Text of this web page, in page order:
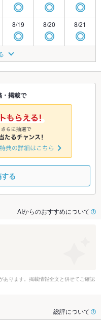
◎ ◎ ◎
8/19
◎
8/20
◎
8/21
◎
8/26
◎ ◎ ◎
9/2
◎
9/3 9/4
◎ ◎
掲載で
る
AIからのおすすめについて
あります。掲載情報全文と併せてご確認
総評について